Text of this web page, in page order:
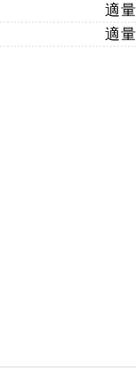
適量
適量